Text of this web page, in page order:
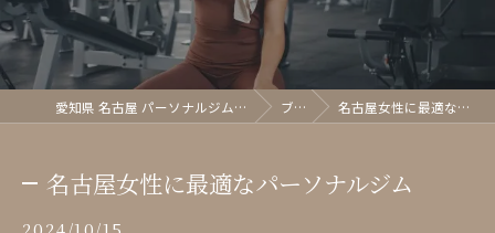
愛知県 名古屋 パーソナルジム glish《グリッシュ》 ブログ 名古屋女性に最適なパーソナルジム
名古屋女性に最適なパーソナルジム